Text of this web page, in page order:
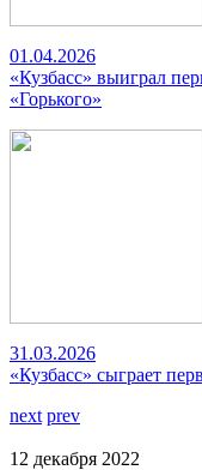
01.04.2026
«Кузбасс» выиграл
«Горького»
31.03.2026
«Кузбасс» сыграет
next prev
12 декабря 2022